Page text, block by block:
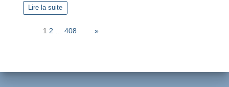
Lire la suite
1 2 408 »